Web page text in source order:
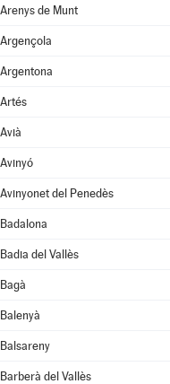
Arenys de Munt
Argençola
Argentona
Artés
Avià
Avinyó
Avinyonet del Penedès
Badalona
Badia del Vallès
Bagà
Balenyà
Balsareny
Barberà del Vallès